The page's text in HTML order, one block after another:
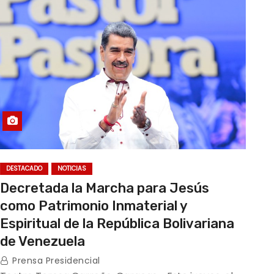
DESTACADO NOTICIAS
Decretada la Marcha para Jesús
como Patrimonio Inmaterial y
Espiritual de la República Bolivariana
de Venezuela
Prensa Presidencial